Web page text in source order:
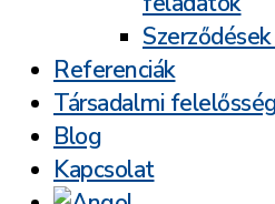
Referenciák
Társadalmi
Blog
Kapcsolat